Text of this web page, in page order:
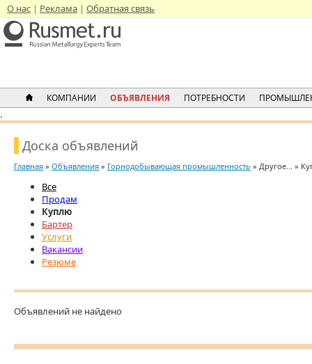
О нас Реклама Обратная связь
КОМПАНИИ ОБЪЯВЛЕНИЯ ПОТРЕБНОСТИ
.
Доска объявлений
Главная » Объявления » Горнодобывающая промышленность » Другое... »
Все
Продам
Куплю
Бартер
Услуги
Вакансии
Резюме
Объявлений не найдено